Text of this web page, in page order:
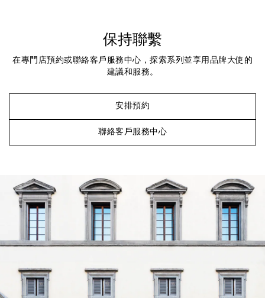
保持聯繫
在專門店預約或聯絡客戶服務中心，探索系列並享用品牌大使的
建議和服務。
安排預約
聯絡客戶服務中心